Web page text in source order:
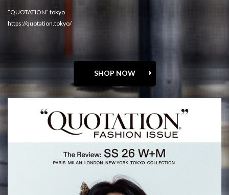
“QUOTATION”.tokyo
https://quotation.tokyo/
SHOP NOW